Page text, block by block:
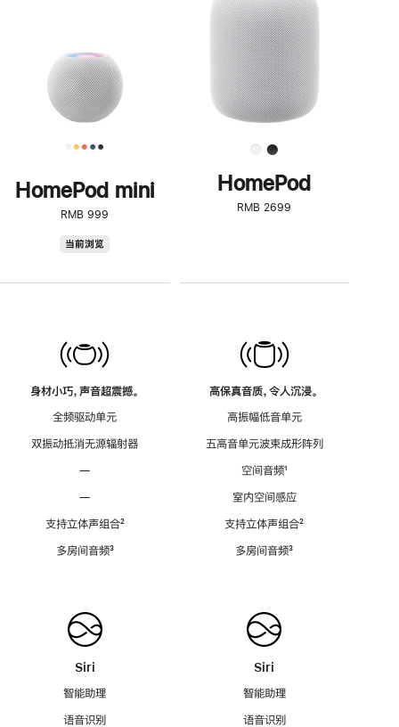
HomePod mini
RMB 999
当前浏览
身材小巧，声音超震撼。
全频驱动单元
双振动抵消无源辐射器
—
—
支持立体声组合脚
²
多房间音频脚
³
Siri
智能助理
语音识别
了
解
HomePod<
HomePod
RMB 2699
高保真音质，令人沉浸。
高振幅低音单元
五高音单元波束成形阵列
空间音频脚
¹
室内空间感应
支持立体声组合脚
²
多房间音频脚
³
Siri
智能助理
语音识别